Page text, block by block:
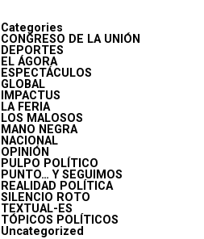
Categories
CONGRESO DE LA UNIÓN
DEPORTES
EL ÁGORA
ESPECTÁCULOS
GLOBAL
IMPACTUS
LA FERIA
LOS MALOSOS
MANO NEGRA
NACIONAL
OPINIÓN
PULPO POLÍTICO
PUNTO… Y SEGUIMOS
REALIDAD POLÍTICA
SILENCIO ROTO
TEXTUAL-ES
TÓPICOS POLÍTICOS
Uncategorized